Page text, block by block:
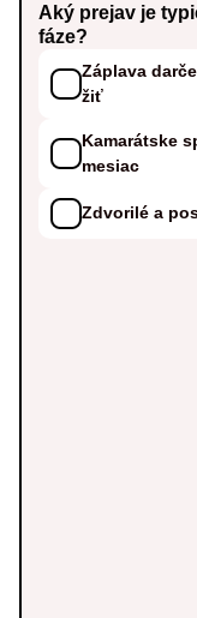
Aký prejav je
fáze?
Záplava
žiť
Kamarátske
mesiac
Zdvorilé a